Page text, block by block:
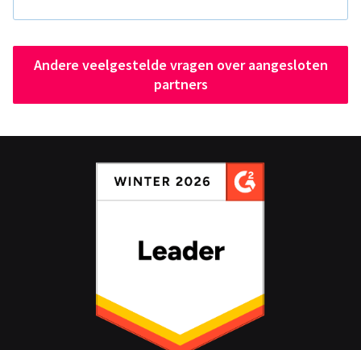
Andere veelgestelde vragen over aangesloten
partners